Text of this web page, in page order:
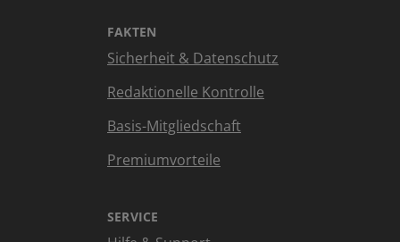
FAKTEN
Sicherheit & Datenschutz
Redaktionelle Kontrolle
Basis-Mitgliedschaft
Premiumvorteile
SERVICE